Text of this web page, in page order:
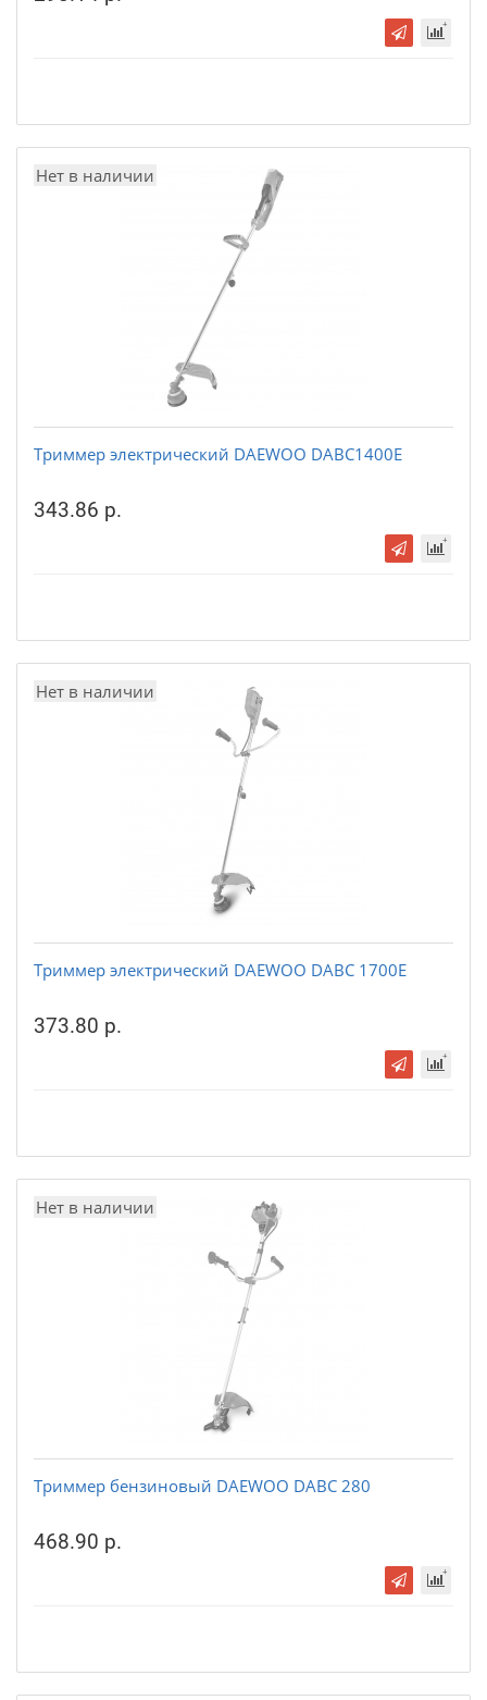
Нет в наличии
Триммер электрический DAEWOO DABC1400E
343.86 р.
Нет в наличии
Триммер электрический DAEWOO DABC 1700E
373.80 р.
Нет в наличии
Триммер бензиновый DAEWOO DABC 280
468.90 р.